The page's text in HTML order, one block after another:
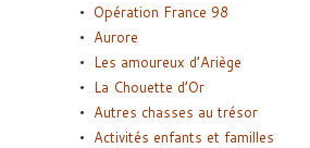
Opération France 98
Aurore
Les amoureux d’Ariège
La Chouette d’Or
Autres chasses au trésor
Activités enfants et familles